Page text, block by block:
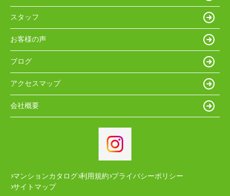
スタッフ
お客様の声
ブログ
アクセスマップ
会社概要
マンションカタログ 利用規約 プライバシーポリシー
サイトマップ